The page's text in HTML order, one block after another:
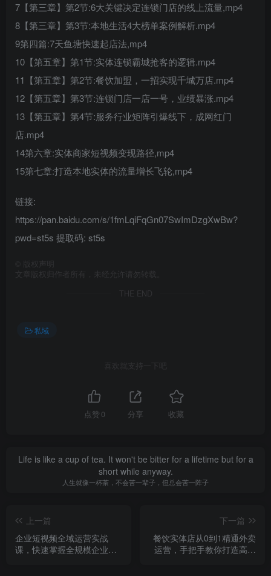
7【第三章】第2节:6大关键决定连锁门店的线上流量,mp4
8【第三章】第3节:本地生活4大榜单案例解析.mp4
9第四篇:7天鱼塘快速起店法,mp4
10【第五章】第1节:实体连锁霸城抢客的逻辑.mp4
11【第五章】第2节:餐饮加盟，一招实现千城万店.mp4
12【第五章】第3节:连锁门店一店一号，业绩暴涨.mp4
13【第五章】第4节:服务行业矩阵引爆线下，成网红门
店.mp4
14第六章:实体商家短视频变现路径,mp4
15第七章:打造本地实体的流量增长飞轮,mp4
链接:
https://pan.baidu.com/s/1fmLqiFqGn07SwImDzgXwBw?
pwd=st5s 提取码: st5s
版权声明
文章版权归作者所有，未经允许请勿转载。
THE END
私域
喜欢就支持一下吧
点赞 0 分享 收藏
Life is like a cup of tea. It won't be bitter for a lifetime but for a
short while anyway.
人生就像一杯茶，不会苦一辈子，但总会苦一阵子
上一篇
企业短视频全域运营实战
课，快速掌握全规模企业通
下一篇
餐饮实体店从0到1精通外卖
运营，手把手教你打造高销